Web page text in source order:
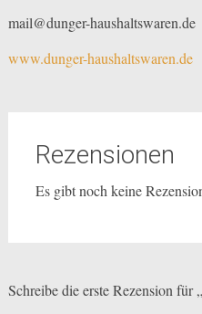
mail@dunger-haushaltswaren.de
www.dunger-haushaltswaren.de
Rezensionen
Es gibt noch keine
Schreibe die erste Rezension für